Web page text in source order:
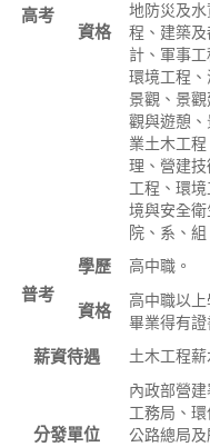
高考
資格
地防災及
程、建築
計、軍事
環境工程、
景觀、景
觀與遊憩
業土木工
理、營建
工程、環
境與安全
院、系、
普考
學歷 高中職。
資格
高中職以
畢業得有證
薪資待遇 土木工程
分發單位
內政部營
工務局、
公路總局